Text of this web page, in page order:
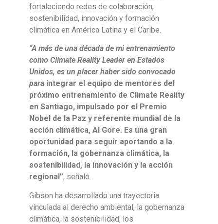
fortaleciendo redes de colaboración,
sostenibilidad, innovación y formación
climática en América Latina y el Caribe.
“A más de una década de mi entrenamiento
como Climate Reality Leader en Estados
Unidos, es un placer haber sido convocado
para integrar el equipo de mentores del
próximo entrenamiento de Climate Reality
en Santiago, impulsado por el Premio
Nobel de la Paz y referente mundial de la
acción climática, Al Gore. Es una gran
oportunidad para seguir aportando a la
formación, la gobernanza climática, la
sostenibilidad, la innovación y la acción
regional”, señaló.
Gibson ha desarrollado una trayectoria
vinculada al derecho ambiental, la gobernanza
climática, la sostenibilidad, los